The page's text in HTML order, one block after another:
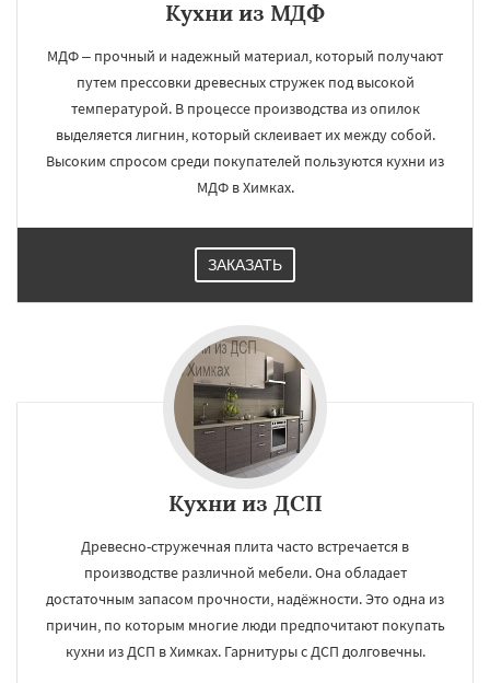
Кухни из МДФ
МДФ – прочный и надежный материал, который получают
путем прессовки древесных стружек под высокой
температурой. В процессе производства из опилок
выделяется лигнин, который склеивает их между собой.
Высоким спросом среди покупателей пользуются кухни из
МДФ в Химках.
ЗАКАЗАТЬ
Кухни из ДСП
Древесно-стружечная плита часто встречается в
производстве различной мебели. Она обладает
достаточным запасом прочности, надёжности. Это одна из
причин, по которым многие люди предпочитают покупать
кухни из ДСП в Химках. Гарнитуры с ДСП долговечны.